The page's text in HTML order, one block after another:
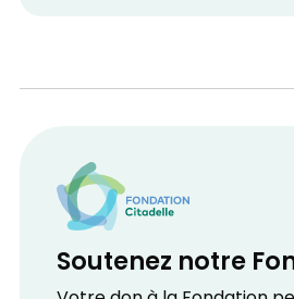
Soutenez notre